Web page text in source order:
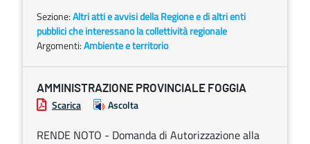
Sezione:Altri atti e avvisi della Regione e di altri enti
pubblici che interessano la collettività regionale
Argomenti:Ambiente e territorio
AMMINISTRAZIONE PROVINCIALE FOGGIA
Scarica Ascolta
RENDE NOTO - Domanda di Autorizzazione alla